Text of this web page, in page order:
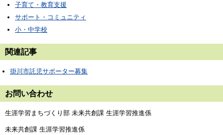
子育て・教育支援
サポート・コミュニティ
小・中学校
関連記事
掛川市託児サポーター募集
お問い合わせ
生涯学習まちづくり部 未来共創課 生涯学習推進係
未来共創課 生涯学習推進係